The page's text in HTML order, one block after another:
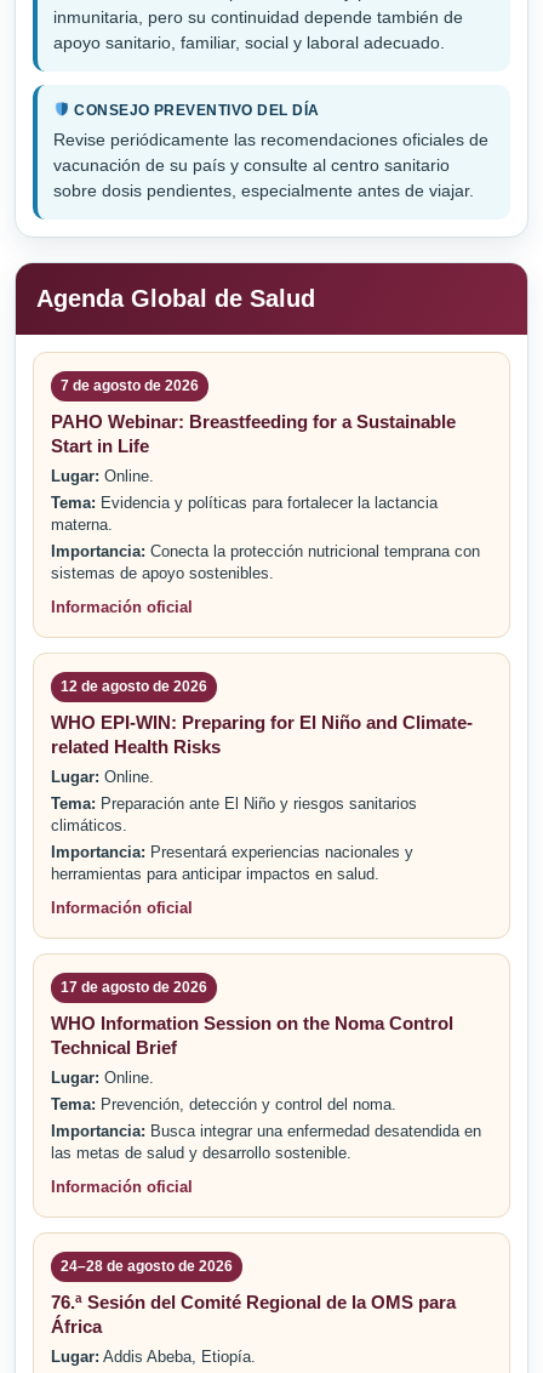
inmunitaria, pero su continuidad depende también de
apoyo sanitario, familiar, social y laboral adecuado.
CONSEJO PREVENTIVO DEL DÍA
Revise periódicamente las recomendaciones oficiales de
vacunación de su país y consulte al centro sanitario
sobre dosis pendientes, especialmente antes de viajar.
Agenda Global de Salud
7 de agosto de 2026
PAHO Webinar: Breastfeeding for a Sustainable
Start in Life
Lugar: Online.
Tema: Evidencia y políticas para fortalecer la lactancia
materna.
Importancia: Conecta la protección nutricional temprana con
sistemas de apoyo sostenibles.
Información oficial
12 de agosto de 2026
WHO EPI-WIN: Preparing for El Niño and Climate-
related Health Risks
Lugar: Online.
Tema: Preparación ante El Niño y riesgos sanitarios
climáticos.
Importancia: Presentará experiencias nacionales y
herramientas para anticipar impactos en salud.
Información oficial
17 de agosto de 2026
WHO Information Session on the Noma Control
Technical Brief
Lugar: Online.
Tema: Prevención, detección y control del noma.
Importancia: Busca integrar una enfermedad desatendida en
las metas de salud y desarrollo sostenible.
Información oficial
24–28 de agosto de 2026
76.ª Sesión del Comité Regional de la OMS para
África
Lugar: Addis Abeba, Etiopía.